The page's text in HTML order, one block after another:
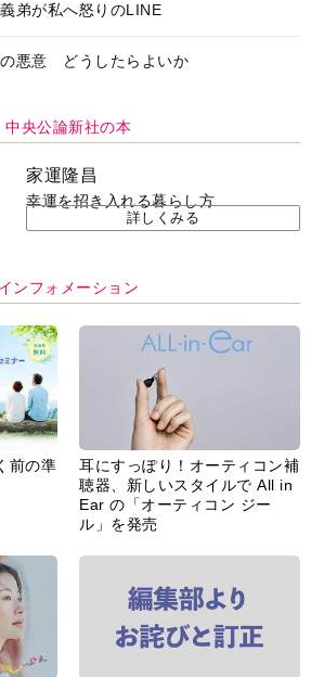
弟が私へ怒りのLINE
の悪意 どうしたらよいか
中央公論新社の本
家運隆昌
幸運を招き入れる暮らし方
詳しくみる
インフォメーション
前の準
耳にすっぽり！オーティコン補
聴器、新しいスタイルで All in
Ear の「オーティコン ジー
ル」を発売